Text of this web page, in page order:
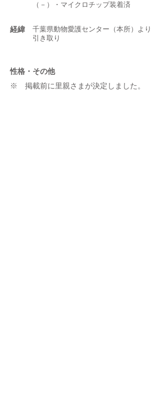
（－）・マイクロチップ装着済
​経緯
千葉県動物愛護センター（本所）より
引き取り
性格・その他
※ 掲載前に里親さまが決定しました。